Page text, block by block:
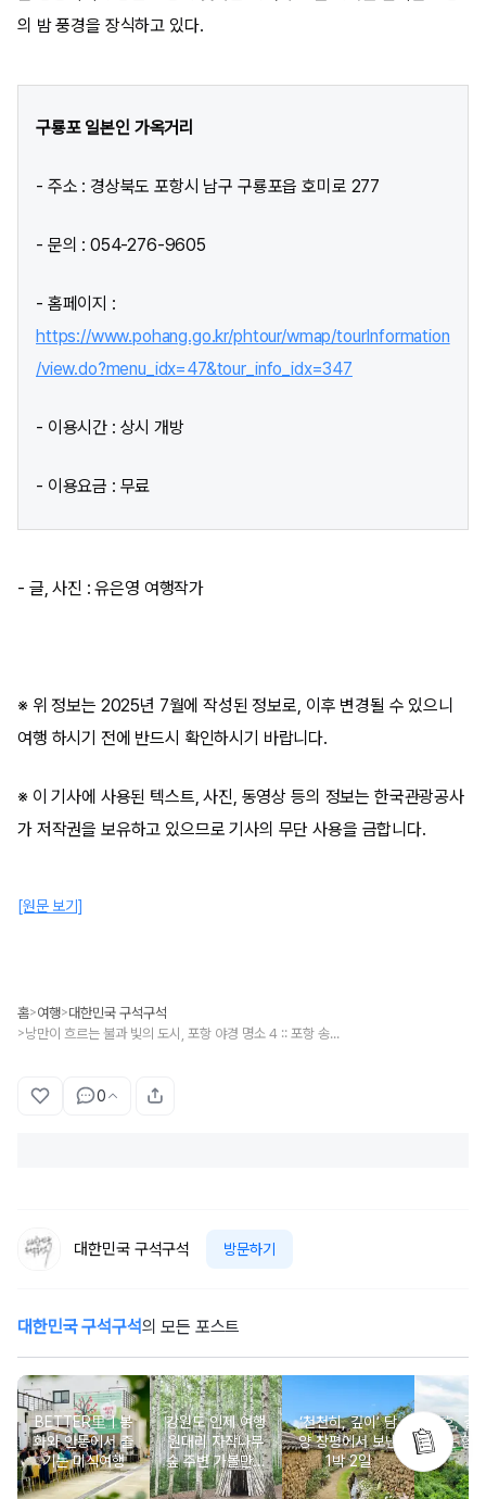
의 밤 풍경을 장식하고 있다.
구룡포 일본인 가옥거리
- 주소 : 경상북도 포항시 남구 구룡포읍 호미로 277
- 문의 : 054-276-9605
- 홈페이지 :
https://www.pohang.go.kr/phtour/wmap/tourInformation
/view.do?menu_idx=47&tour_info_idx=347
- 이용시간 : 상시 개방
- 이용요금 : 무료
- 글, 사진 : 유은영 여행작가
※ 위 정보는 2025년 7월에 작성된 정보로, 이후 변경될 수 있으니
여행 하시기 전에 반드시 확인하시기 바랍니다.
※ 이 기사에 사용된 텍스트, 사진, 동영상 등의 정보는 한국관광공사
가 저작권을 보유하고 있으므로 기사의 무단 사용을 금합니다.
[원문 보기]
홈>여행>대한민국 구석구석
> 낭만이 흐르는 불과 빛의 도시, 포항 야경 명소 4 :: 포항 송도해수욕장, 포항운하, 영일대 장미원, 구룡포 일본인 가옥거리
0
대한민국 구석구석 방문하기
대한민국 구석구석의 모든 포스트
BETTER里ㅣ봉
화와 안동에서 즐
기는 미식여행
강원도 인제 여행
원대리 자작나무
숲 주변 가볼만한
곳 추천 :: 인제 자
‘천천히, 깊이’ 담
양 창평에서 보낸
1박 2일
묵호, 걸
기는 항
여